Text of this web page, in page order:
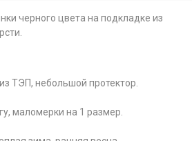
черного цвета на подкладке из
ТЭП, небольшой протектор.
маломерки на 1 размер.